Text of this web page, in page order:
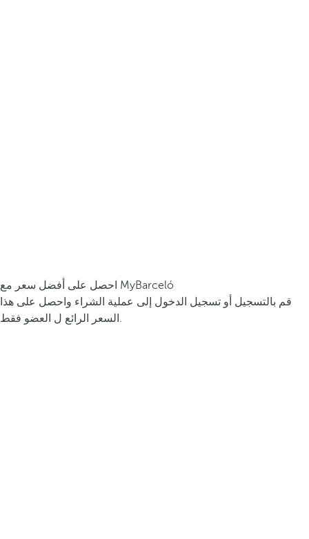
احصل على أفضل سعر مع MyBarceló
قم بالتسجيل أو تسجيل الدخول إلى عملية الشراء واحصل على هذا
السعر الرائع ل العضو فقط.